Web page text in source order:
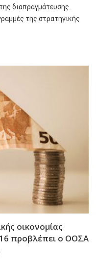
διαπραγμάτευσης.
της στρατηγικής
οικονομίας
προβλέπει ο ΟΟΣΑ